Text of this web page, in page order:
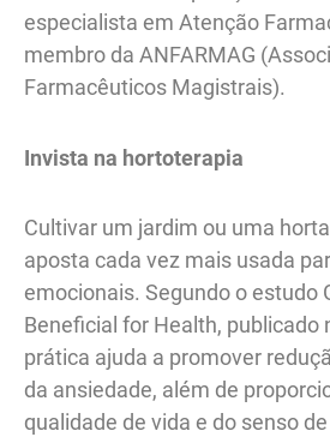
especialista em Atenção
membro da ANFARMAG
Farmacêuticos Magistrais).
Invista na hortoterapia
Cultivar um jardim ou uma
aposta cada vez mais usada
emocionais. Segundo o estudo
Beneficial for Health, publicado
prática ajuda a promover
da ansiedade, além de
qualidade de vida e do senso